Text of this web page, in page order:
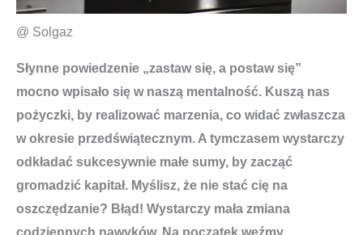
@ Solgaz
Słynne powiedzenie „zastaw się, a postaw się”
mocno wpisało się w naszą mentalność. Kuszą nas
pożyczki, by realizować marzenia, co widać zwłaszcza
w okresie przedświątecznym. A tymczasem wystarczy
odkładać sukcesywnie małe sumy, by zacząć
gromadzić kapitał. Myślisz, że nie stać cię na
oszczędzanie? Błąd! Wystarczy mała zmiana